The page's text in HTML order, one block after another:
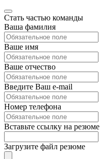
Стать частью команды
Ваша фамилия
Ваше имя
Ваше отчество
Введите Ваш e-mail
Номер телефона
Вставьте ссылку на резюме
Загрузите файл резюме